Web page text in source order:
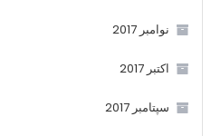
نوامبر 2017
اکتبر 2017
سپتامبر 2017